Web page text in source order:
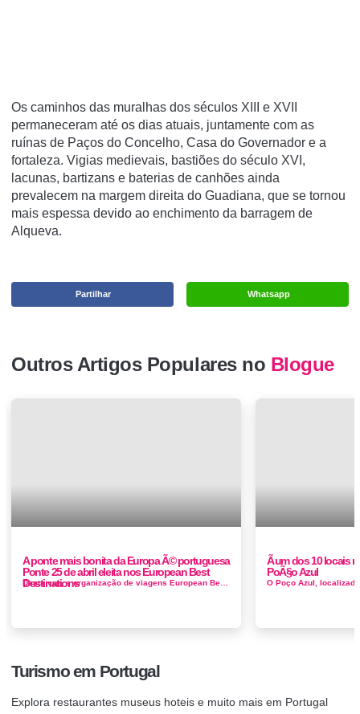
Os caminhos das muralhas dos séculos XIII e XVII
permaneceram até os dias atuais, juntamente com as
ruínas de Paços do Concelho, Casa do Governador e a
fortaleza. Vigias medievais, bastiões do século XVI,
lacunas, bartizans e baterias de canhões ainda
prevalecem na margem direita do Guadiana, que se tornou
mais espessa devido ao enchimento da barragem de
Alqueva.
Whatsapp
Partilhar
Outros Artigos Populares no Blogue
A ponte mais bonita da Europa Ã© portuguesa
Ponte 25 de abril eleita nos European Best
Destinations
Ã um dos 10 locais
PoÃ§o Azul
Turismo em Portugal
Explora restaurantes museus hoteis e muito mais em Portugal